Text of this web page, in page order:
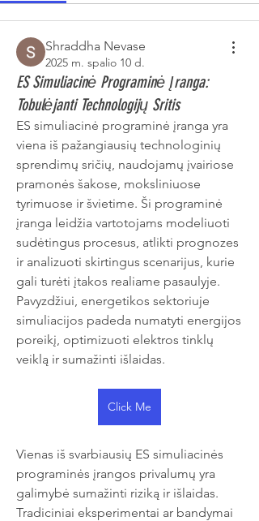
Shraddha Nevase
2025 m. spalio 10 d.
ES Simuliacinė Programinė Įranga:
Tobulėjanti Technologijų Sritis
ES simuliacinė programinė įranga yra
viena iš pažangiausių technologinių
sprendimų sričių, naudojamų įvairiose
pramonės šakose, moksliniuose
tyrimuose ir švietime. Ši programinė
įranga leidžia vartotojams modeliuoti
sudėtingus procesus, atlikti prognozes
ir analizuoti skirtingus scenarijus, kurie
gali turėti įtakos realiame pasaulyje.
Pavyzdžiui, energetikos sektoriuje
simuliacijos padeda numatyti energijos
poreikį, optimizuoti elektros tinklų
veiklą ir sumažinti išlaidas.
Click Me
Vienas iš svarbiausių ES simuliacinės
programinės įrangos privalumų yra
galimybė sumažinti riziką ir išlaidas.
Tradiciniai eksperimentai ar bandymai
Apie
Welcome to the group! You can
connect with other members, ge
Sužinokite daugiau